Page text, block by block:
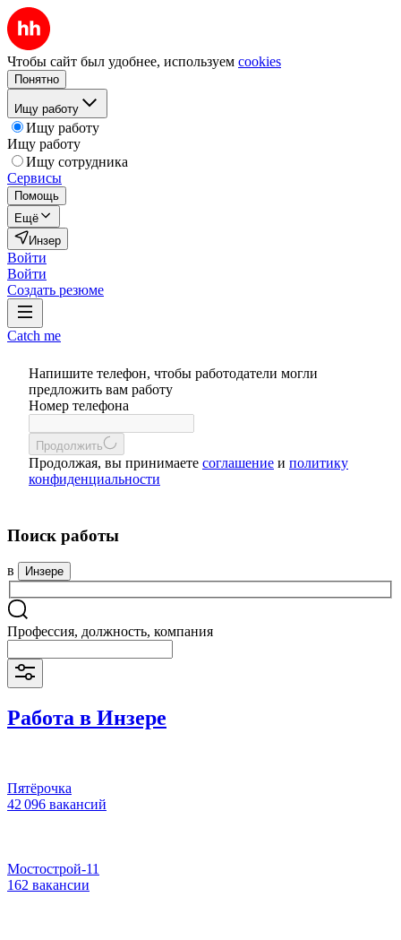
Чтобы сайт был удобнее, используем cookies
Понятно
Ищу работу
Ищу работу
Ищу работу
Ищу сотрудника
Сервисы
Помощь
Ещё
Инзер
Войти
Войти
Создать резюме
Catch me
Напишите телефон, чтобы работодатели могли
предложить вам работу
Номер телефона
Продолжить
Продолжая, вы принимаете соглашение и политику
конфиденциальности
Поиск работы
в Инзере
Профессия, должность, компания
Работа в Инзере
Пятёрочка
42 096 вакансий
Мостострой-11
162 вакансии